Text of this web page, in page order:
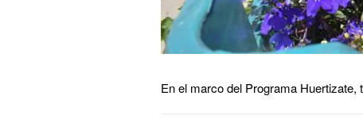
En el marco del Programa